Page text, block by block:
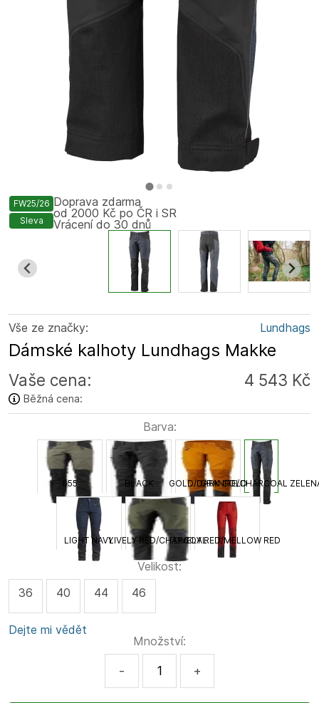
FW25/26
Sleva
Vše ze značky: Lundhags
Dámské kalhoty Lundhags Makke
Vaše cena: 4 543 Kč
Běžná cena:
Barva:
655 BLACK GOLD/DARK GOLD
GRANITE/CHARCOAL
LIGHT NAVYLIVELY RED/CHARCOALLIVELY RED/MELLOW RED
Velikost:
36
40 44 46
Dejte mi vědět
Množství:
- +
Doprava zdarma
od 2000 Kč po ČR i SR
Vrácení do 30 dnů